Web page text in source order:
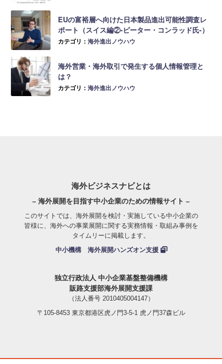
EUの富裕層へ向けた日本製品進出可能性調査レ
ポート（スイス編②-ピーター・コンラッド氏-）
カテゴリ：海外進出ノウハウ
海外営業・海外取引で発生する個人情報管理と
は？
カテゴリ：海外進出ノウハウ
海外ビジネスナビとは
– 海外展開を目指す中小企業のための情報サイト –
このサイトでは、海外展開を検討・実施している中小企業の
皆様に、海外への事業展開に関する実務情報・取組み事例を
タイムリーに掲載します。
中小機構 海外展開ハンズオン支援
独立行政法人 中小企業基盤整備機構
販路支援部海外展開支援課
（法人番号 2010405004147）
〒105-8453 東京都港区虎ノ門3-5-1 虎ノ門37森ビル